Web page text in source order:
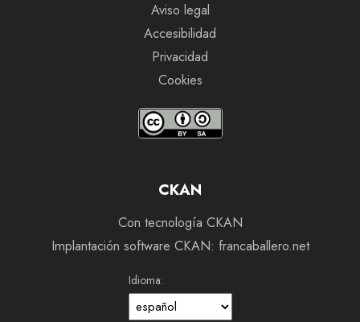
Aviso legal
Accesibilidad
Privacidad
Cookies
CKAN
Con tecnología CKAN
Implantación software CKAN: francaballero.net
Idioma